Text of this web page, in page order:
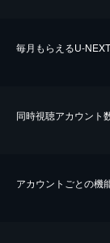
毎⽉もらえるU-
同時視聴アカウント
アカウントごとの機